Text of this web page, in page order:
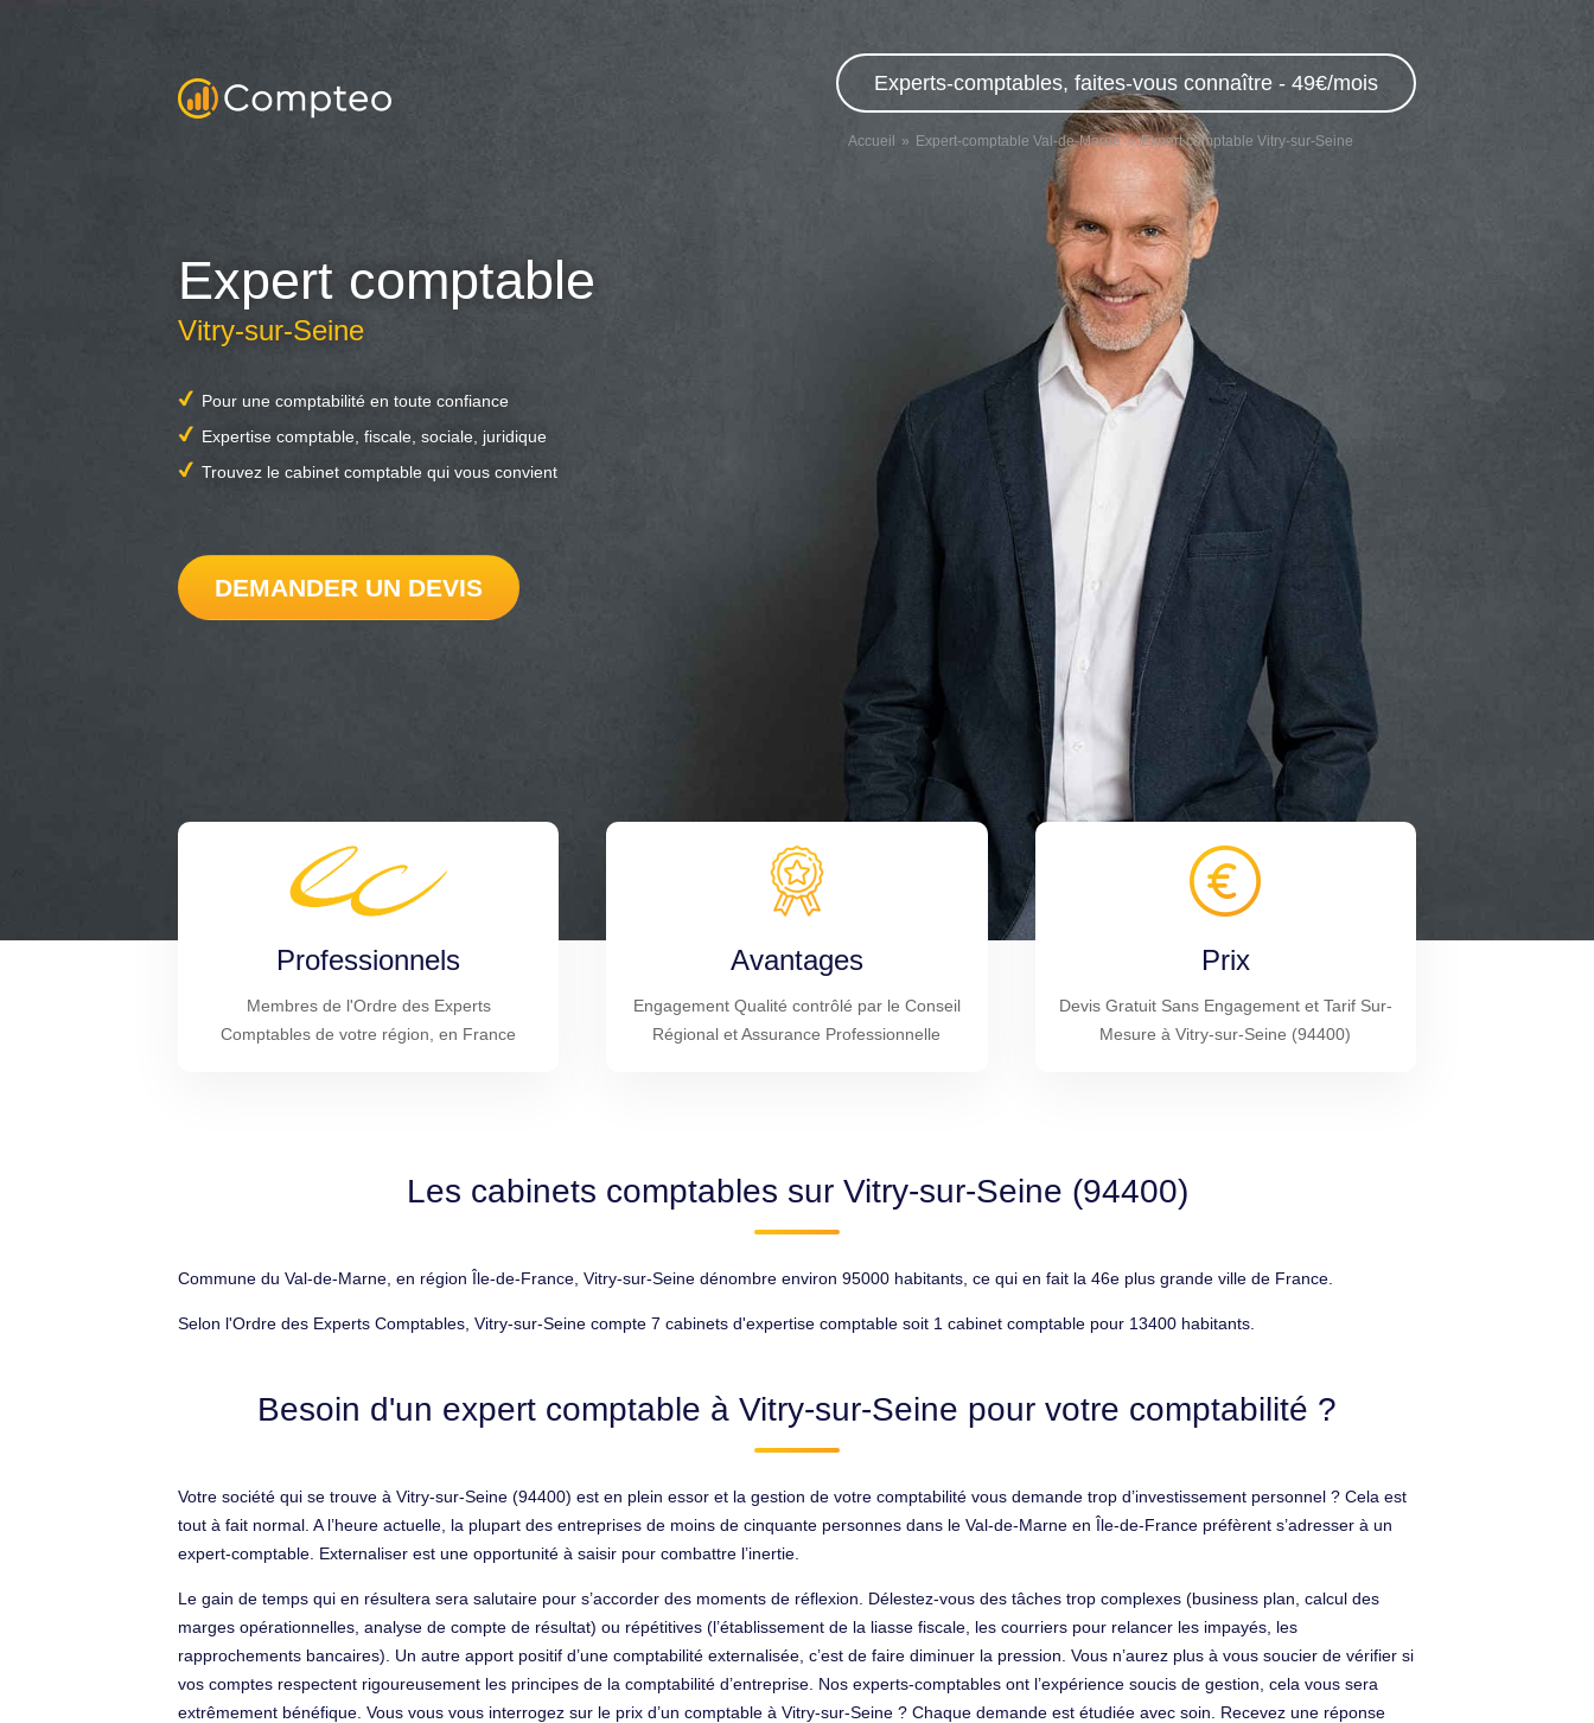
Experts-comptables, faites-vous connaître - 49€/mois
Accueil Expert-comptable Val-de-Marne Expert comptable Vitry-sur-Seine
Expert comptable
Vitry-sur-Seine
Pour une comptabilité en toute confiance
Expertise comptable, fiscale, sociale, juridique
Trouvez le cabinet comptable qui vous convient
DEMANDER UN DEVIS
Professionnels
Membres de l'Ordre des Experts
Comptables de votre région, en France
Avantages
Engagement Qualité contrôlé par le Conseil
Régional et Assurance Professionnelle
Prix
Devis Gratuit Sans Engagement et Tarif Sur-
Mesure à Vitry-sur-Seine (94400)
Les cabinets comptables sur Vitry-sur-Seine (94400)
Commune du Val-de-Marne, en région Île-de-France, Vitry-sur-Seine dénombre environ 95000 habitants, ce qui en fait la 46e plus grande ville de France.
Selon l'Ordre des Experts Comptables, Vitry-sur-Seine compte 7 cabinets d'expertise comptable soit 1 cabinet comptable pour 13400 habitants.
Besoin d'un expert comptable à Vitry-sur-Seine pour votre comptabilité ?
Votre société qui se trouve à Vitry-sur-Seine (94400) est en plein essor et la gestion de votre comptabilité vous demande trop d’investissement personnel ? Cela est
tout à fait normal. A l’heure actuelle, la plupart des entreprises de moins de cinquante personnes dans le Val-de-Marne en Île-de-France préfèrent s’adresser à un
expert-comptable. Externaliser est une opportunité à saisir pour combattre l’inertie.
Le gain de temps qui en résultera sera salutaire pour s’accorder des moments de réflexion. Délestez-vous des tâches trop complexes (business plan, calcul des
marges opérationnelles, analyse de compte de résultat) ou répétitives (l’établissement de la liasse fiscale, les courriers pour relancer les impayés, les
rapprochements bancaires). Un autre apport positif d’une comptabilité externalisée, c’est de faire diminuer la pression. Vous n’aurez plus à vous soucier de vérifier si
vos comptes respectent rigoureusement les principes de la comptabilité d’entreprise. Nos experts-comptables ont l’expérience soucis de gestion, cela vous sera
extrêmement bénéfique. Vous vous vous interrogez sur le prix d’un comptable à Vitry-sur-Seine ? Chaque demande est étudiée avec soin. Recevez une réponse